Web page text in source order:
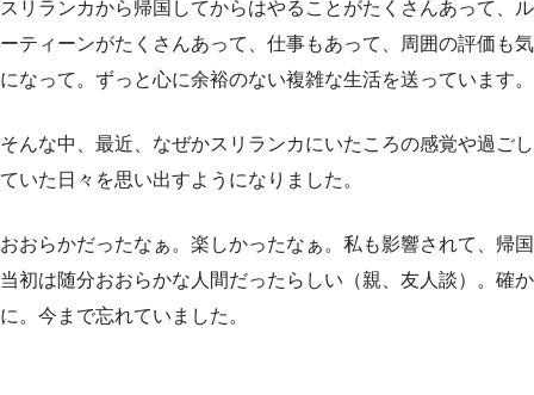
スリランカから帰国してからはやることがたくさんあって、ル
ーティーンがたくさんあって、仕事もあって、周囲の評価も気
になって。ずっと心に余裕のない複雑な生活を送っています。
そんな中、最近、なぜかスリランカにいたころの感覚や過ごし
ていた日々を思い出すようになりました。
おおらかだったなぁ。楽しかったなぁ。私も影響されて、帰国
当初は随分おおらかな人間だったらしい（親、友人談）。確か
に。今まで忘れていました。